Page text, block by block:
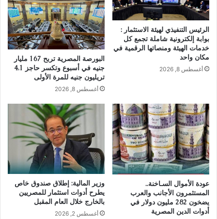
الرئيس التنفيذي لهيئة الاستثمار :
بوابة إلكترونية شاملة تجمع كل
خدمات الهيئة ومنصاتها الرقمية في
مكان واحد
أغسطس 8, 2026
البورصة المصرية تربح 167 مليار
جنيه في أسبوع وتكسر حاجز 4.1
تريليون جنيه للمرة الأولى
أغسطس 8, 2026
عودة الأموال السـاخنة..
المستثمرون الأجانب والعرب
يضخون 282 مليون دولار في
أدوات الدين المصرية
وزير المالية: إطلاق صندوق خاص
يطرح أدوات استثمار للمصريين
بالخارج خلال العام المقبل
أغسطس 2, 2026